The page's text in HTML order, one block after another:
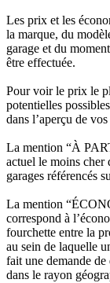
Les prix et les
la marque, du
garage et du
être effectuée.
Pour voir le prix le
potentielles
dans l’aperçu de
La mention “À
actuel le moins cher
garages référencés
La mention
correspond à
fourchette entre la
au sein de laquelle
fait une demande
dans le rayon